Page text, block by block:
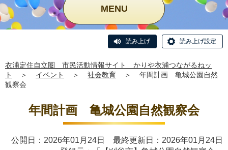
MENU
読み上げ 読み上げ設定
衣浦定住自立圏 市民活動情報サイト かりや衣浦つながるねッ
ト
＞ イベント ＞ 社会教育 ＞
年間計画 亀城公園自然
観察会
年間計画 亀城公園自然観察会
公開日：2026年01月24日 最終更新日：2026年01月24日